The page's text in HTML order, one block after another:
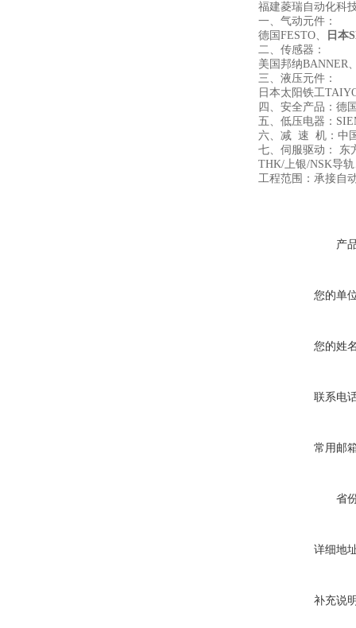
福建菱瑞自动化科
一、气动元件：
德国FESTO、
日本
二、传感器：
美国邦纳BANNER
三、液压元件：
日本太阳铁工
四、安全产品：德
五、低压电器：
六、减 速 机：中
七、伺服驱动： 东
THK/上银/NSK导
工程范围：承接自
产
您的单
您的姓
联系电
常用邮
省
详细地
补充说